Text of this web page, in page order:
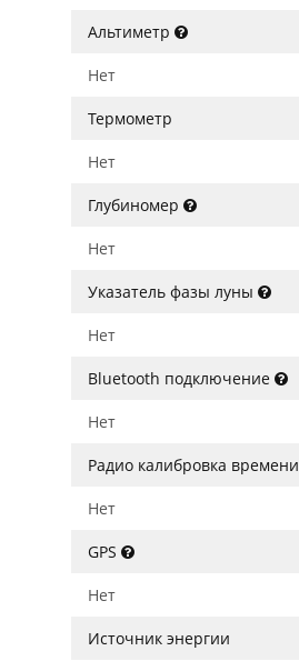
Альтиметр
Нет
Термометр
Нет
Глубиномер
Нет
Указатель фазы луны
Нет
Bluetooth подключение
Нет
Радио калибровка времени
Нет
GPS
Нет
Источник энергии